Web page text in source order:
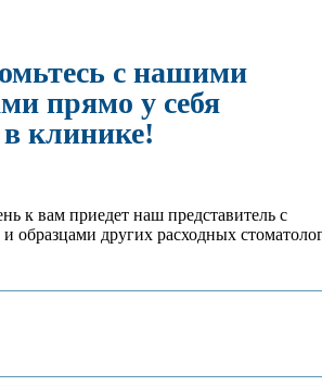
с нашими
прямо у себя
в клинике!
к вам приедет наш представитель с
образцами других расходных